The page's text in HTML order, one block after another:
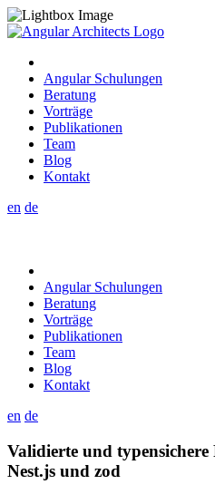
Angular Schulungen
Beratung
Vorträge
Publikationen
Team
Blog
Kontakt
en de
Angular Schulungen
Beratung
Vorträge
Publikationen
Team
Blog
Kontakt
en de
Validierte und
Nest.js und zod